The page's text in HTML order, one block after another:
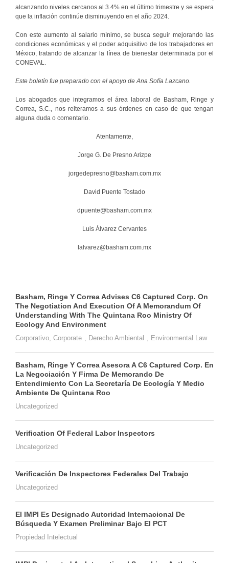
alcanzando niveles cercanos al 3.4% en el último trimestre y se espera
que la inflación continúe disminuyendo en el año 2024.
Con este aumento al salario mínimo, se busca seguir mejorando las
condiciones económicas y el poder adquisitivo de los trabajadores en
México, tratando de alcanzar la línea de bienestar determinada por el
CONEVAL.
Este boletín fue preparado con el apoyo de Ana Sofía Lazcano.
Los abogados que integramos el área laboral de Basham, Ringe y
Correa, S.C., nos reiteramos a sus órdenes en caso de que tengan
alguna duda o comentario.
Atentamente,
Jorge G. De Presno Arizpe
jorgedepresno@basham.com.mx
David Puente Tostado
dpuente@basham.com.mx
Luis Álvarez Cervantes
lalvarez@basham.com.mx
Basham, Ringe Y Correa Advises C6 Captured Corp. On
The Negotiation And Execution Of A Memorandum Of
Understanding With The Quintana Roo Ministry Of
Ecology And Environment
Corporativo Corporate Derecho Ambiental Environmental Law
Basham, Ringe Y Correa Asesora A C6 Captured Corp. En
La Negociación Y Firma De Memorando De
Entendimiento Con La Secretaría De Ecología Y Medio
Ambiente De Quintana Roo
Uncategorized
Verification Of Federal Labor Inspectors
Uncategorized
Verificación De Inspectores Federales Del Trabajo
Uncategorized
El IMPI Es Designado Autoridad Internacional De
Búsqueda Y Examen Preliminar Bajo El PCT
Propiedad Intelectual